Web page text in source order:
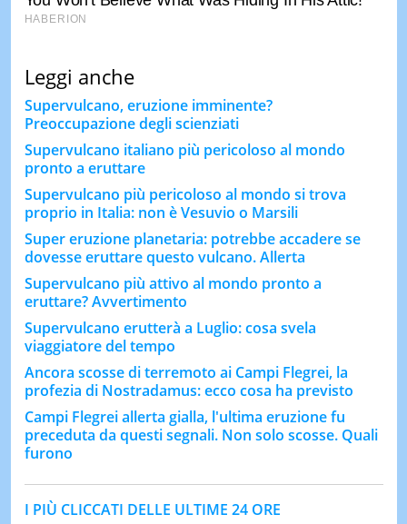
Leggi anche
Supervulcano, eruzione imminente?
Preoccupazione degli scienziati
Supervulcano italiano più pericoloso al mondo
pronto a eruttare
Supervulcano più pericoloso al mondo si trova
proprio in Italia: non è Vesuvio o Marsili
Super eruzione planetaria: potrebbe accadere se
dovesse eruttare questo vulcano. Allerta
Supervulcano più attivo al mondo pronto a
eruttare? Avvertimento
Supervulcano erutterà a Luglio: cosa svela
viaggiatore del tempo
Ancora scosse di terremoto ai Campi Flegrei, la
profezia di Nostradamus: ecco cosa ha previsto
Campi Flegrei allerta gialla, l'ultima eruzione fu
preceduta da questi segnali. Non solo scosse. Quali
furono
I PIÙ CLICCATI DELLE ULTIME 24 ORE